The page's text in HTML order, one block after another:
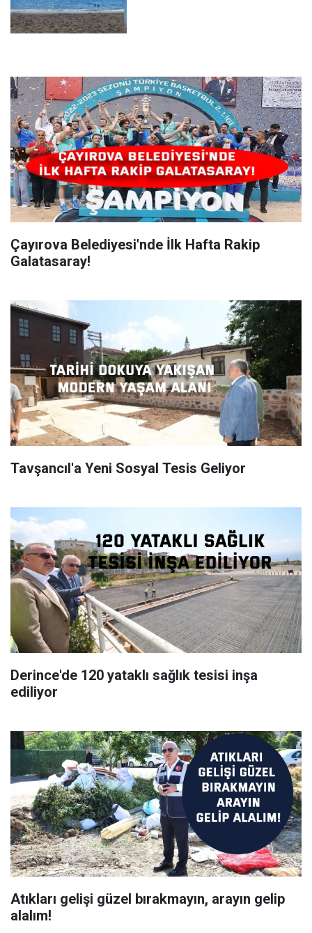
Çayırova Belediyesi'nde İlk Hafta Rakip
Galatasaray!
Tavşancıl'a Yeni Sosyal Tesis Geliyor
Derince'de 120 yataklı sağlık tesisi inşa
ediliyor
Atıkları gelişi güzel bırakmayın, arayın gelip
alalım!